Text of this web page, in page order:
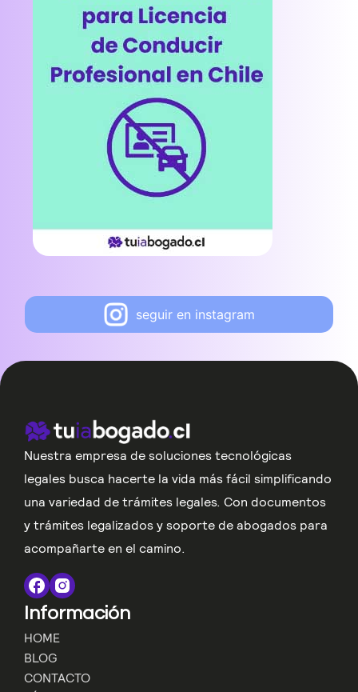
seguir en instagram
Nuestra empresa de soluciones tecnológicas
legales busca hacerte la vida más fácil simplificando
una variedad de trámites legales. Con documentos
y trámites legalizados y soporte de abogados para
acompañarte en el camino.
Información
HOME
BLOG
CONTACTO